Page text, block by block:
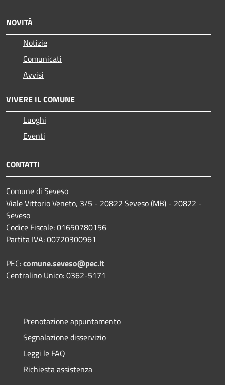
NOVITÀ
Notizie
Comunicati
Avvisi
VIVERE IL COMUNE
Luoghi
Eventi
CONTATTI
Comune di Seveso
Viale Vittorio Veneto, 3/5 - 20822 Seveso (MB) - 20822 -
Seveso
Codice Fiscale: 01650780156
Partita IVA: 00720300961
PEC:comune.seveso@pec.it
Centralino Unico: 0362-5171
Prenotazione appuntamento
Segnalazione disservizio
Leggi le FAQ
Richiesta assistenza